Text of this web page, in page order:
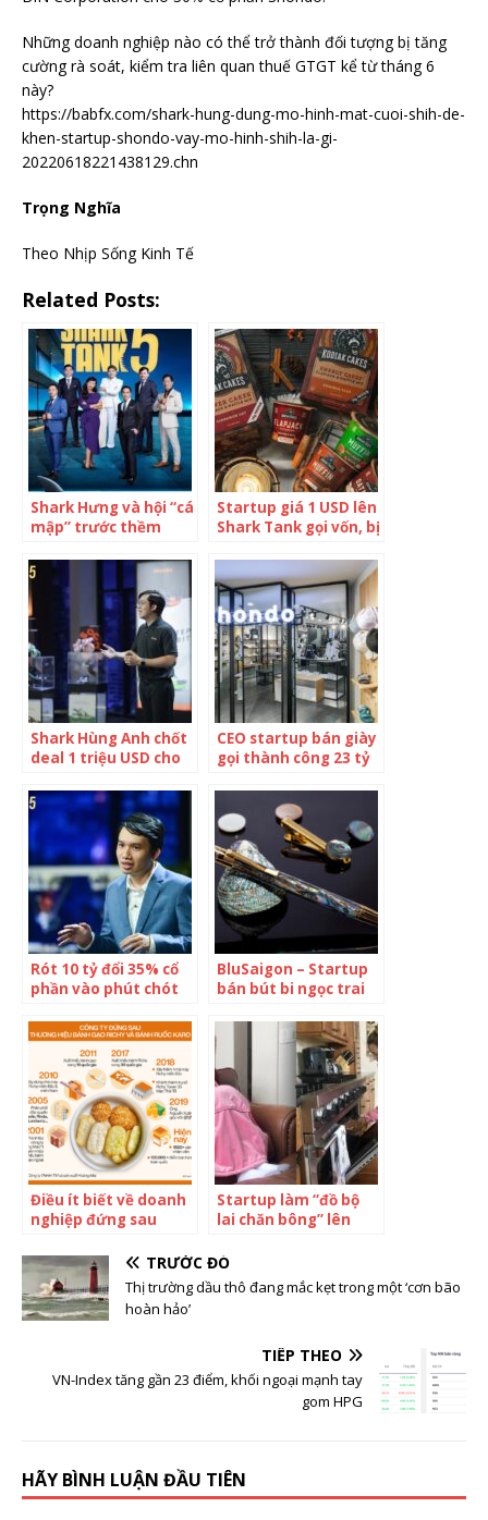
Những doanh nghiệp nào có thể trở thành đối tượng bị tăng
cường rà soát, kiểm tra liên quan thuế GTGT kể từ tháng 6
này?
https://babfx.com/shark-hung-dung-mo-hinh-mat-cuoi-shih-de-
khen-startup-shondo-vay-mo-hinh-shih-la-gi-
20220618221438129.chn
Trọng Nghĩa
Theo Nhịp Sống Kinh Tế
Related Posts:
Shark Hưng và hội “cá
mập” trước thềm
Shark không phải là
người thừa tiền để
ném vào đấy các bạn
muốn dùng gì thì
dùng
Startup giá 1 USD lên
Shark Tank gọi vốn, bị
tầm thường”: Sau vài
năm thành thương
hiệu trị giá 200 triệu
USD
Shark Hùng Anh chốt
deal 1 triệu USD cho
sandal
CEO startup bán giày
gọi thành công 23 tỷ
quan điểm của Shark
Hưng, khẳng định vẫn
phải dựa vào cửa
hàng “hoành tráng”,
doanh thu online
trong ngành thời
trang là quá ít
Rót 10 tỷ đổi 35% cổ
phần vào phút chót
robot từ chối sang
châu Âu mở nhà máy
vì muốn sản xuất ở
Việt Nam, Shark
Hùng Anh nói: “Đây là
phi vụ đầu tư mạo
hiểm!”
BluSaigon – Startup
bán bút bi ngọc trai
nhận đầu tư từ Shark
Việt sau 1 năm DD,
chuẩn bị ra mắt sản
phẩm mới trong
tháng 6
Điều ít biết về doanh
nghiệp đứng sau
Karo thường được
Shark Phú tự hào
quảng bá trên Shark
Tank
Startup làm “đồ bộ
lai chăn bông” lên
có đơn hàng: Sau 24h
bán sạch hàng đã
chuẩn bị, 2 năm sau
TRƯỚC ĐÓ
Thị trường dầu thô đang mắc kẹt trong một ‘cơn bão
hoàn hảo’
TIẾP THEO
VN-Index tăng gần 23 điểm, khối ngoại mạnh tay
gom HPG
HÃY BÌNH LUẬN ĐẦU TIÊN